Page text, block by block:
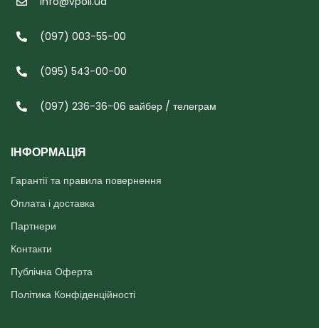
(097) 003-55-00
(095) 543-00-00
(097) 236-36-06 вайбер / телеграм
ІНФОРМАЦІЯ
Гарантії та правила повернення
Оплата і доставка
Партнери
Контакти
Публічна Оферта
Політика Конфіденційності